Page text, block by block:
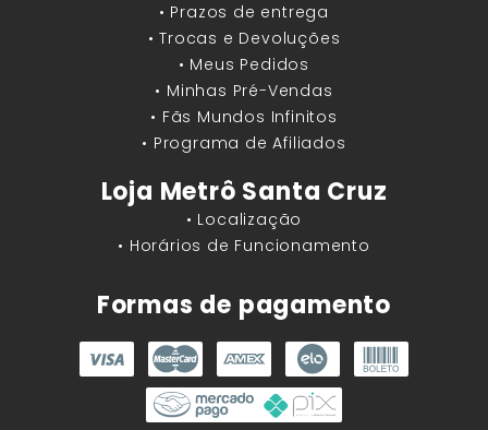
• Prazos de entrega
• Trocas e Devoluções
• Meus Pedidos
• Minhas Pré-Vendas
• Fãs Mundos Infinitos
• Programa de Afiliados
Loja Metrô Santa Cruz
• Localização
• Horários de Funcionamento
Formas de pagamento